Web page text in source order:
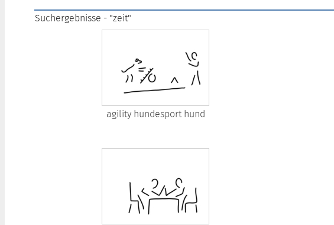
Suchergebnisse - "zeit"
agility hundesport hund